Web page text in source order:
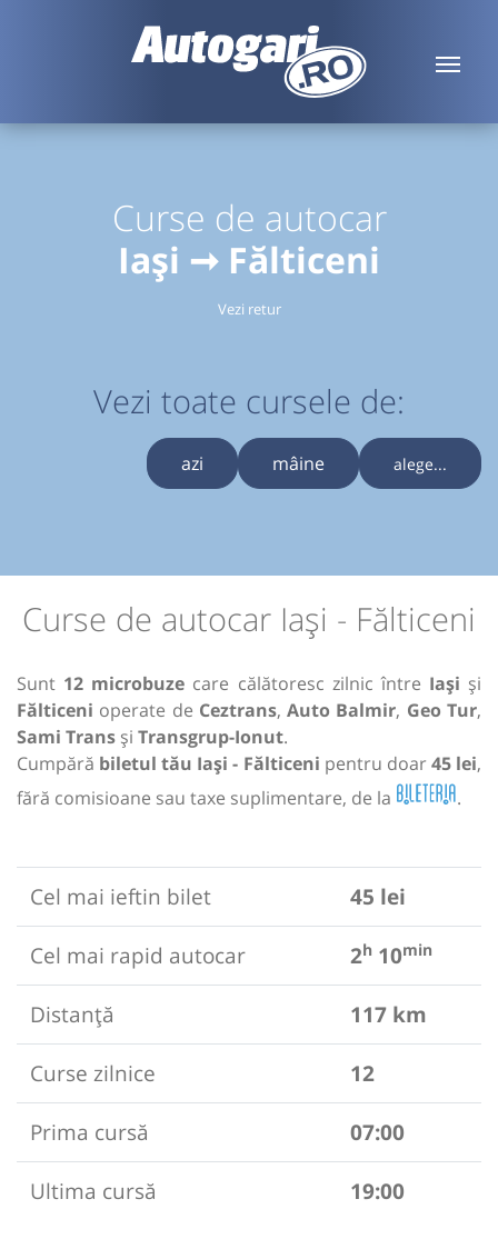
Curse de autocar
Iași ➞ Fălticeni
Vezi retur
Vezi toate cursele de:
azi mâine alege...
Curse de autocar Iași - Fălticeni
Sunt 12 microbuze care călătoresc zilnic între Iași și
Fălticeni operate de Ceztrans,Auto Balmir, Geo Tur,
Sami Trans și Transgrup-Ionut.
Cumpără biletul tău Iași - Fălticeni pentru doar45 lei,
fără comisioane sau taxe suplimentare, de la
.
Cel mai ieftin bilet
45 lei
Cel mai rapid autocar
2h 10min
Distanță
117 km
Curse zilnice
12
Prima cursă
07:00
Ultima cursă
19:00